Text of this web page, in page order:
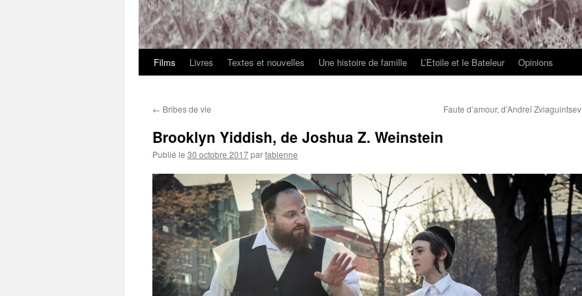
Films Livres Textes et nouvelles Une histoire de famille L’Etoile et le Bateleur Opinions
← Bribes de vie Faute d’amour, d’Andreï Zviaguintsev
Brooklyn Yiddish, de Joshua Z. Weinstein
Publié le 30 octobre 2017parfabienne